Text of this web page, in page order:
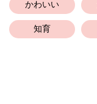
かわいい
知育